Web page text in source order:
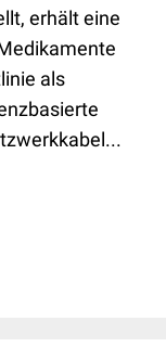
erhält eine
als